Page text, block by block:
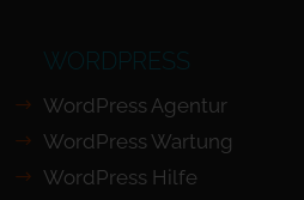
WORDPRESS
WordPress Agentur
WordPress Wartung
WordPress Hilfe